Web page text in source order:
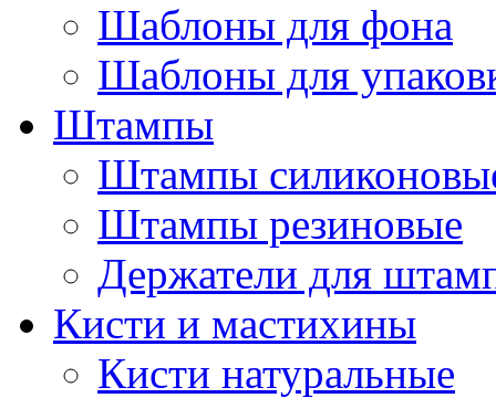
Шаблоны для фона
Шаблоны для
Штампы
Штампы
Штампы резиновые
Держатели для
Кисти и мастихины
Кисти натуральные